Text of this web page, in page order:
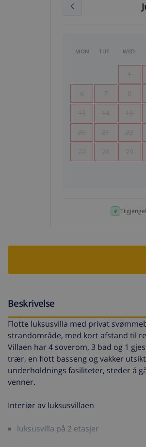
MON TUE WED
1
6 7 8
13 14 15
20 21 22
27 28 29
Beskrivelse
Flotte luksusvilla med privat
strandområde, med kort afstand til
Villaen har 4 soverom, 3 bad og 1
trær, en flott basseng og vakker
underholdnings fasiliteter, steder å
venner.
Interiør av luksusvillaen
luksusvilla på 2 etasjer